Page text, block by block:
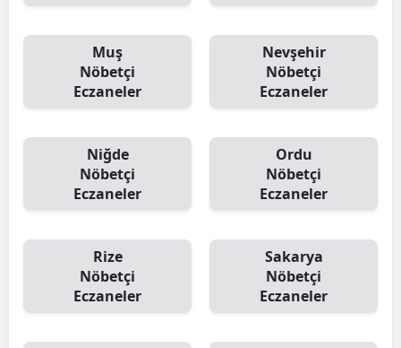
Muş
Nöbetçi
Eczaneler
Nevşehir
Nöbetçi
Eczaneler
Niğde
Nöbetçi
Eczaneler
Ordu
Nöbetçi
Eczaneler
Rize
Nöbetçi
Eczaneler
Sakarya
Nöbetçi
Eczaneler